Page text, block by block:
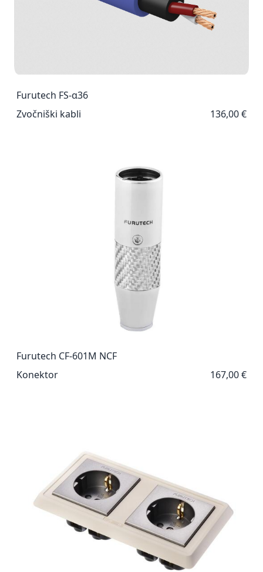
Furutech FS-α36
Zvočniški kabli
136,00 €
Furutech CF-601M NCF
Konektor
167,00 €